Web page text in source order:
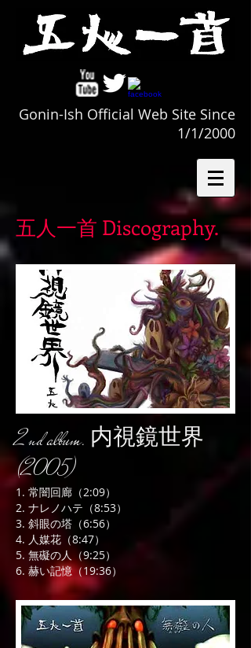
Gonin-Ish Official Web Site Since
1/1/2000
五人一首 Discography.
2nd album. 内視鏡世界
(2005)
1. 常闇回廊（2:09）
2. ナレノハテ（8:53）
3. 斜眼の塔（6:56）
4. 人媒花（8:47）
5. 無礙の人（9:25）
6. 赫い記憶（19:36）